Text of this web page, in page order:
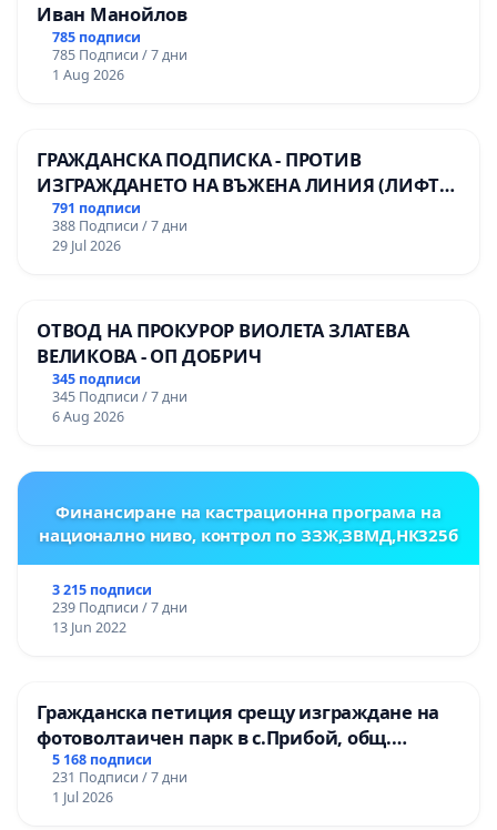
Иван Манойлов
785 подписи
785 Подписи / 7 дни
1 Aug 2026
ГРАЖДАНСКА ПОДПИСКА - ПРОТИВ
ИЗГРАЖДАНЕТО НА ВЪЖЕНА ЛИНИЯ (ЛИФТ)
НА ТЕРИТОРИЯТА НА ПРИРОДНА
ЗАБЕЛЕЖИТЕЛНОСТ „ХЪЛМ НА
ОСВОБОДИТЕЛИТЕ“ (БУНАРДЖИК)
791 подписи
388 Подписи / 7 дни
29 Jul 2026
ОТВОД НА ПРОКУРОР ВИОЛЕТА ЗЛАТЕВА
ВЕЛИКОВА - ОП ДОБРИЧ
345 подписи
345 Подписи / 7 дни
6 Aug 2026
Финансиране на кастрационна програма на
национално ниво, контрол по ЗЗЖ,ЗВМД,НК325б
3 215 подписи
239 Подписи / 7 дни
13 Jun 2022
Гражданска петиция срещу изграждане на
фотоволтаичен парк в с.Прибой, общ.
Радомир
5 168 подписи
231 Подписи / 7 дни
1 Jul 2026